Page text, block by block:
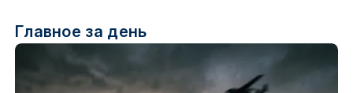
Главное за день